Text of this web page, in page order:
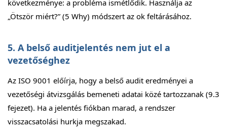
következménye: a probléma ismétlődik. Használja az
„Ötször miért?” (5 Why) módszert az ok feltárásához.
5. A belső auditjelentés nem jut el a
vezetőséghez
Az ISO 9001 előírja, hogy a belső audit eredményei a
vezetőségi átvizsgálás bemeneti adatai közé tartozzanak (9.3
fejezet). Ha a jelentés fiókban marad, a rendszer
visszacsatolási hurkja megszakad.